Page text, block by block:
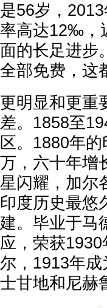
是56岁，
率高达12‰，
面的长足进步
全部免费，这
更明显和更重
差。1858至
区。1880年
万，六十年增
星闪耀，加尔
印度历史最悠
建。毕业于马
应，荣获
尔，1913年
士甘地和尼赫